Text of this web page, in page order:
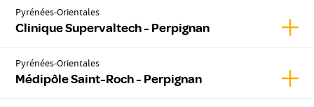
Pyrénées-Orientales
Clinique Supervaltech - Perpignan
Pyrénées-Orientales
Médipôle Saint-Roch - Perpignan